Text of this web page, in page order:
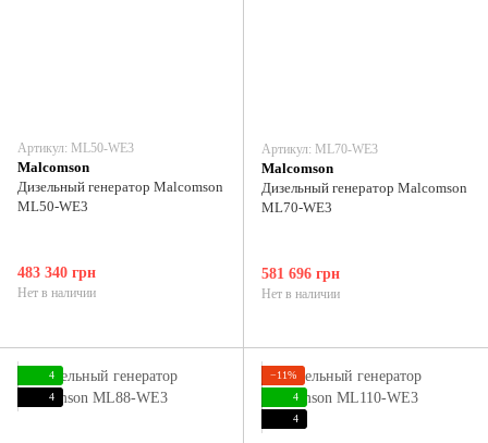
Артикул: ML50-WE3
Malcomson
Дизельный генератор Malcomson
ML50-WE3
483 340 грн
Нет в наличии
Артикул: ML70-WE3
Malcomson
Дизельный генератор Malcomson
ML70-WE3
581 696 грн
Нет в наличии
4
4
−11%
4
4